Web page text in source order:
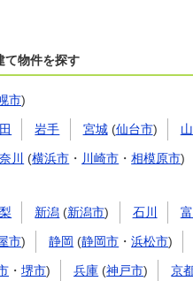
て物件を探す
市)
岩手 宮城(仙台市)
川 (横浜市 ・ 川崎市 ・相模原市)
新潟 (新潟市) 石川
市) 静岡 (静岡市 ・浜松市)
・ 堺市) 兵庫 (神戸市) 京